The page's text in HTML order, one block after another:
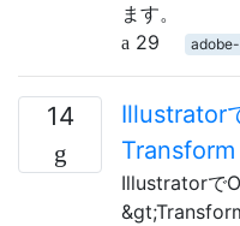
ます。
29
14
Illustrator
Illustratorで